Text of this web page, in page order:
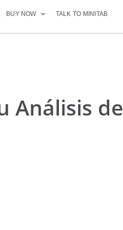
BUY NOW TALK TO MINITAB
Análisis de